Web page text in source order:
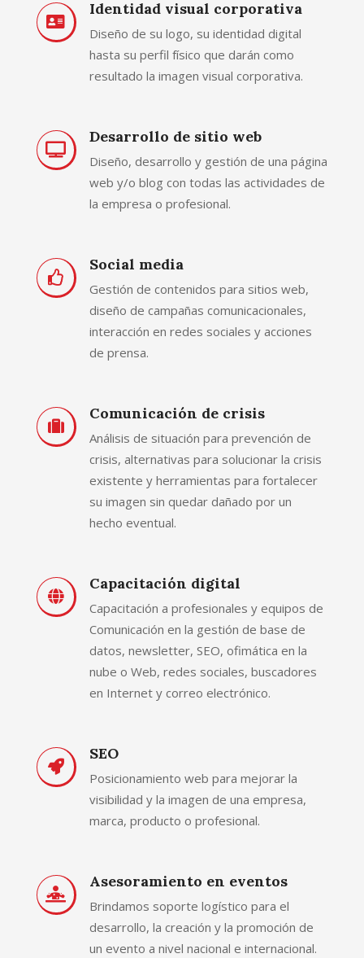
Identidad visual corporativa
Diseño de su logo, su identidad digital
hasta su perfil físico que darán como
resultado la imagen visual corporativa.
Desarrollo de sitio web
Diseño, desarrollo y gestión de una página
web y/o blog con todas las actividades de
la empresa o profesional.
Social media
Gestión de contenidos para sitios web,
diseño de campañas comunicacionales,
interacción en redes sociales y acciones
de prensa.
Comunicación de crisis
Análisis de situación para prevención de
crisis, alternativas para solucionar la crisis
existente y herramientas para fortalecer
su imagen sin quedar dañado por un
hecho eventual.
Capacitación digital
Capacitación a profesionales y equipos de
Comunicación en la gestión de base de
datos, newsletter, SEO, ofimática en la
nube o Web, redes sociales, buscadores
en Internet y correo electrónico.
SEO
Posicionamiento web para mejorar la
visibilidad y la imagen de una empresa,
marca, producto o profesional.
Asesoramiento en eventos
Brindamos soporte logístico para el
desarrollo, la creación y la promoción de
un evento a nivel nacional e internacional.